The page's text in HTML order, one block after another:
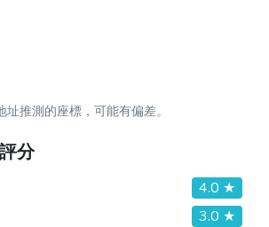
推測的座標，可能有偏差。
分
4.0 ★
3.0 ★